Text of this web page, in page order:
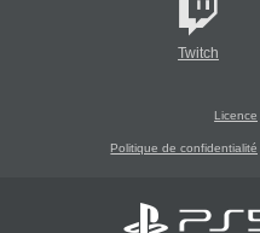
Twitch
Licence
Politique de confidentialité